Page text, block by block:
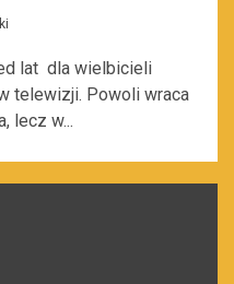
lat dla wielbicieli
telewizji. Powoli wraca
lecz w...